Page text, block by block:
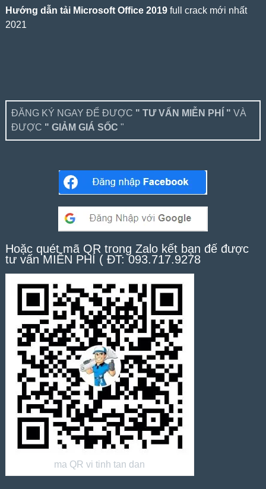
Hướng dẫn tải Microsoft Office 2019full crack mới nhất
2021
ĐĂNG KÝ NGAY ĐỂ ĐƯỢC " TƯ VẤN MIỄN PHÍ " VÀ
ĐƯỢC " GIẢM GIÁ SỐC "
Hoặc quét mã QR trong Zalo kết bạn để được
tư vấn MIỄN PHÍ ( ĐT: 093.717.9278
ma QR vi tinh tan dan